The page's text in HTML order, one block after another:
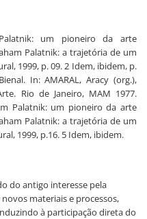
um pioneiro da arte
Palatnik: a trajetória de um
1999, p. 09. 2 Idem, ibidem, p.
In: AMARAL, Aracy (org.),
Rio de Janeiro, MAM 1977.
Palatnik: um pioneiro da arte
Palatnik: a trajetória de um
1999, p.16. 5 Idem, ibidem.
do antigo interesse pela
materiais e processos,
à participação direta do